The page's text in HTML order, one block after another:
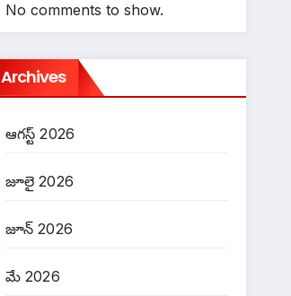
No comments to show.
Archives
ఆగస్ట్ 2026
జూలై 2026
జూన్ 2026
మే 2026